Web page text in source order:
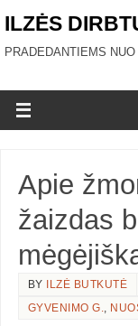
ILZĖS
PRADEDANTIEMS
Apie
žaizdas
BY ILZĖ BUTKUTĖ
GYVENIMO G.,